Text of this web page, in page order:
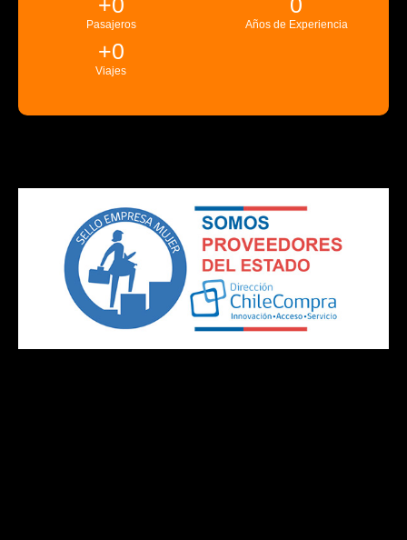
Pasajeros Años de Experiencia
Viajes
+0